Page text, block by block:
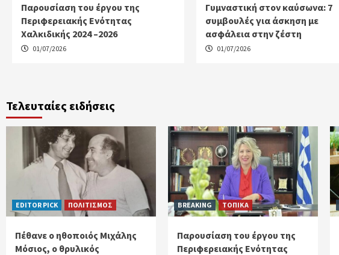
Παρουσίαση του έργου της
Περιφερειακής Ενότητας
Χαλκιδικής 2024 –2026
01/07/2026
Γυμναστική στον καύσωνα: 7
συμβουλές για άσκηση με
ασφάλεια στην ζέστη
01/07/2026
Τελευταίες ειδήσεις
EDITOR PICK ΠΟΛΙΤΙΣΜΟΣ
Πέθανε ο ηθοποιός Μιχάλης
Μόσιος, ο θρυλικός
BREAKING ΤΟΠΙΚΑ
Παρουσίαση του έργου της
Περιφερειακής Ενότητας